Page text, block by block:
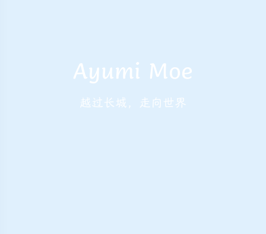
Ayumi Moe
越过长城，走向世界